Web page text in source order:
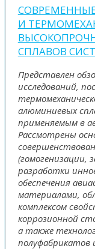
И
СПЛАВОВ
Представлен
исследований,
алюминиевых
применяемым в
Рассмотрены
(гомогенизации,
разработки
обеспечения
материалами,
комплексом
коррозионной
а также
полуфабрикатов